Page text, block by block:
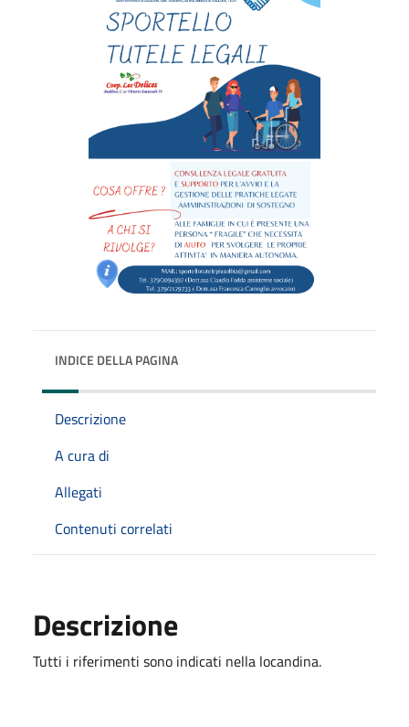
INDICE DELLA PAGINA
Descrizione
A cura di
Allegati
Contenuti correlati
Descrizione
Tutti i riferimenti sono indicati nella locandina.